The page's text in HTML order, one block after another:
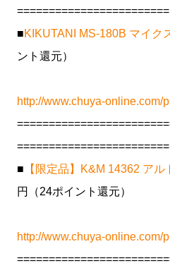
========================
■KIKUTANI MS-180B マイク
ント還元）
http://www.chuya-online.com/
========================
■ 【限定品】K&M 14362 ア
円（24ポイント還元）
http://www.chuya-online.com/